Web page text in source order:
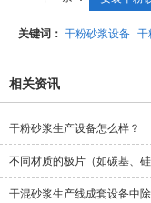
关键词： 干粉砂浆设备 干
相关资讯
干粉砂浆生产设备怎么样？
干混砂浆生产线成套设备中